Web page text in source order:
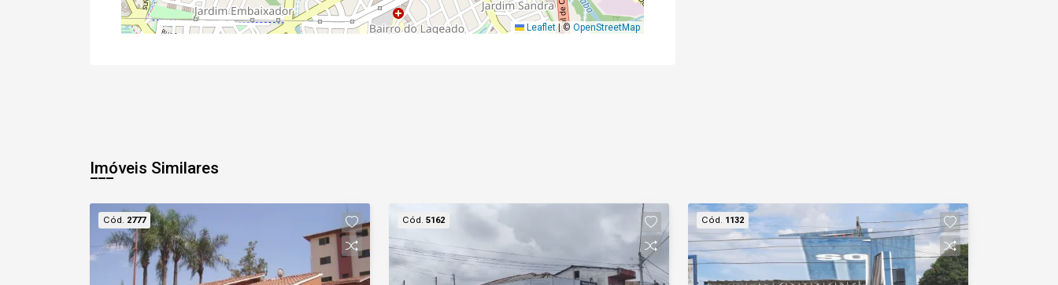
Leaflet |© OpenStreetMap
Imóveis Similares
Cód. 2777 Cód. 5162 Cód. 1132